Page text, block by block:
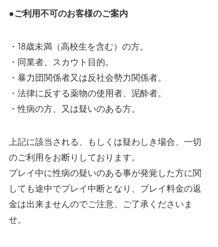
●ご利用不可のお客様のご案内
・18歳未満（高校生を含む）の方。
・同業者、スカウト目的。
・暴力団関係者又は反社会勢力関係者。
・法律に反する薬物の使用者、泥酔者。
・性病の方、又は疑いのある方。
上記に該当される、もしくは疑わしき場合、一切
のご利用をお断りしております。
プレイ中に性病の疑いのある事が発覚した方に関
しても途中でプレイ中断となり、プレイ料金の返
金は出来ませんのでご注意、ご了承くださいま
せ。